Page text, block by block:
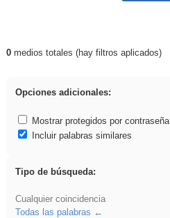
Resultados de: pantalla
0medios totales (hay filtros aplicados)
Opciones adicionales:
Mostrar protegidos por contraseña
Incluir palabras similares
Tipo de búsqueda:
Cualquier coincidencia
Todas las palabras